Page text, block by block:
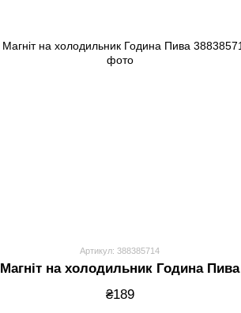
Артикул: 388385714
Магніт на холодильник Година Пива
₴189